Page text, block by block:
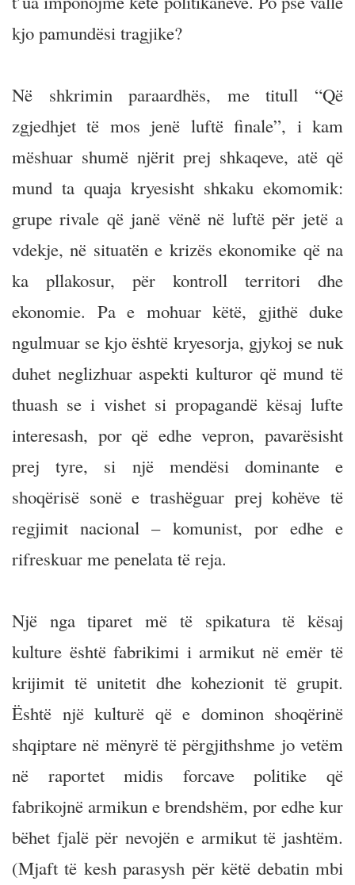
kjo pamundësi tragjike?
Në shkrimin paraardhës, me titull “Që
zgjedhjet të mos jenë luftë finale”, i kam
mëshuar shumë njërit prej shkaqeve, atë që
mund ta quaja kryesisht shkaku ekomomik:
grupe rivale që janë vënë në luftë për jetë a
vdekje, në situatën e krizës ekonomike që na
ka pllakosur, për kontroll territori dhe
ekonomie. Pa e mohuar këtë, gjithë duke
ngulmuar se kjo është kryesorja, gjykoj se nuk
duhet neglizhuar aspekti kulturor që mund të
thuash se i vishet si propagandë kësaj lufte
interesash, por që edhe vepron, pavarësisht
prej tyre, si një mendësi dominante e
shoqërisë sonë e trashëguar prej kohëve të
regjimit nacional – komunist, por edhe e
rifreskuar me penelata të reja.
Një nga tiparet më të spikatura të kësaj
kulture është fabrikimi i armikut në emër të
krijimit të unitetit dhe kohezionit të grupit.
Është një kulturë që e dominon shoqërinë
shqiptare në mënyrë të përgjithshme jo vetëm
në raportet midis forcave politike që
fabrikojnë armikun e brendshëm, por edhe kur
bëhet fjalë për nevojën e armikut të jashtëm.
(Mjaft të kesh parasysh për këtë debatin mbi